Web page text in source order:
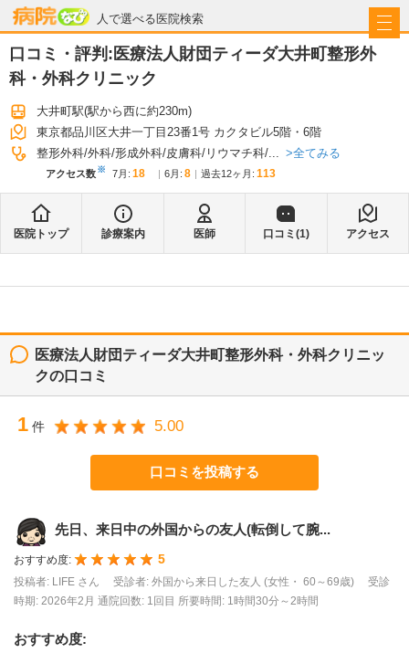
人で選べる医院検索
病院なび
口コミ・評判:医療法人財団ティーダ大井町整形外
科・外科クリニック
大井町駅(駅から西に約230m)
東京都品川区大井一丁目23番1号 カクタビル5階・6階
整形外科 外科 形成外科 皮膚科 リウマチ科 ... 全てみる
アクセス数※ 7月 : 18 6月 : 8 過去12ヶ月: 113
医院トップ 診療案内 医師 口コミ(1) アクセス
医療法人財団ティーダ大井町整形外科・外科クリニッ
クの口コミ
1 件 5.00
口コミを投稿する
先日、来日中の外国からの友人(転倒して腕...
おすすめ度: 5
投稿者: LIFE さん 受診者: 外国から来日した友人 (女性・ 60～69歳)
受診
時期: 2026年2月 通院回数: 1回目 所要時間: 1時間30分～2時間
おすすめ度: